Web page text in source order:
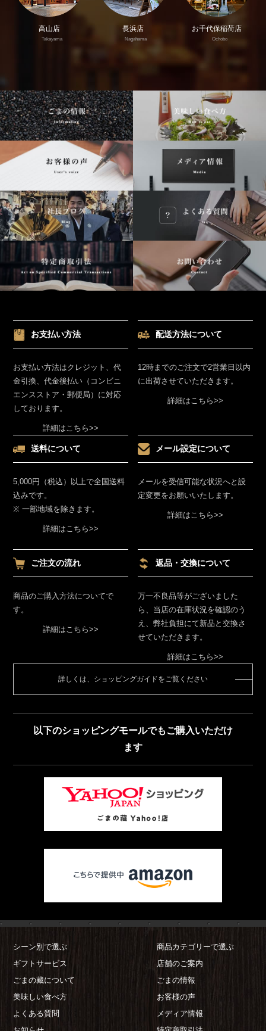
高山店
Takayama
長浜店
Nagahama
お千代保稲荷店
Ochobo
お支払い方法
お支払い方法はクレジット、代
金引換、代金後払い（コンビニ
エンスストア・郵便局）に対応
しております。
詳細はこちら>>
配送方法について
12時までのご注文で2営業日以内
に出荷させていただきます。
詳細はこちら>>
送料について
5,000円（税込）以上で全国送料
込みです。
※ 一部地域を除きます。
詳細はこちら>>
メール設定について
メールを受信可能な状況へと設
定変更をお願いいたします。
詳細はこちら>>
ご注文の流れ
商品のご購入方法についてで
す。
詳細はこちら>>
返品・交換について
万一不良品等がございました
ら、当店の在庫状況を確認のう
え、弊社負担にて新品と交換さ
せていただきます。
詳細はこちら>>
詳しくは、ショッピングガイドをご覧ください
以下のショッピングモールでもご購入いただけ
ます
シーン別で選ぶ
商品カテゴリーで選ぶ
ギフトサービス
店舗のご案内
ごまの藏について
ごまの情報
美味しい食べ方
お客様の声
よくある質問
メディア情報